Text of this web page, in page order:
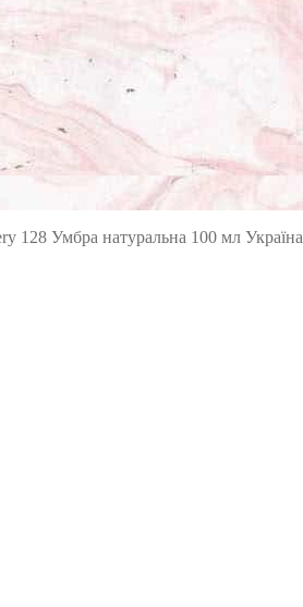
128 Умбра натуральна 100 мл Україна